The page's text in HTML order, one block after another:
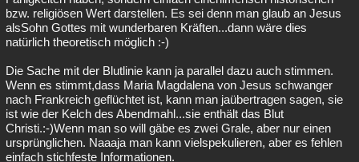
bzw. religiösen Wert darstellen. Es sei denn man glaub an Jesus
alsSohn Gottes mit wunderbaren Kräften...dann wäre dies
natürlich theoretisch möglich :-)
Die Sache mit der Blutlinie kann ja parallel dazu auch stimmen.
Wenn es stimmt,dass Maria Magdalena von Jesus schwanger
nach Frankreich geflüchtet ist, kann man jaübertragen sagen, sie
ist wie der Kelch des Abendmahl...sie enthält das Blut
Christi.:-)Wenn man so will gäbe es zwei Grale, aber nur einen
ursprünglichen. Naaaja man kann vielspekulieren, aber es fehlen
einfach stichfeste Informationen.